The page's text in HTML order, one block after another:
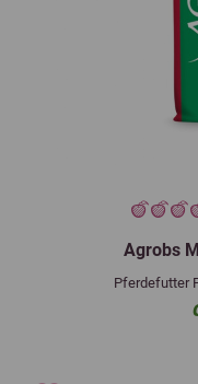
Agrobs
Pferdefutter